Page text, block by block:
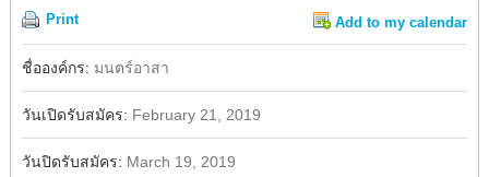
Print Add to my calendar
Facebook
ชื่อองค์กร: มนตร์อาสา
วันเปิดรับสมัคร: February 21, 2019
วันปิดรับสมัคร: March 19, 2019